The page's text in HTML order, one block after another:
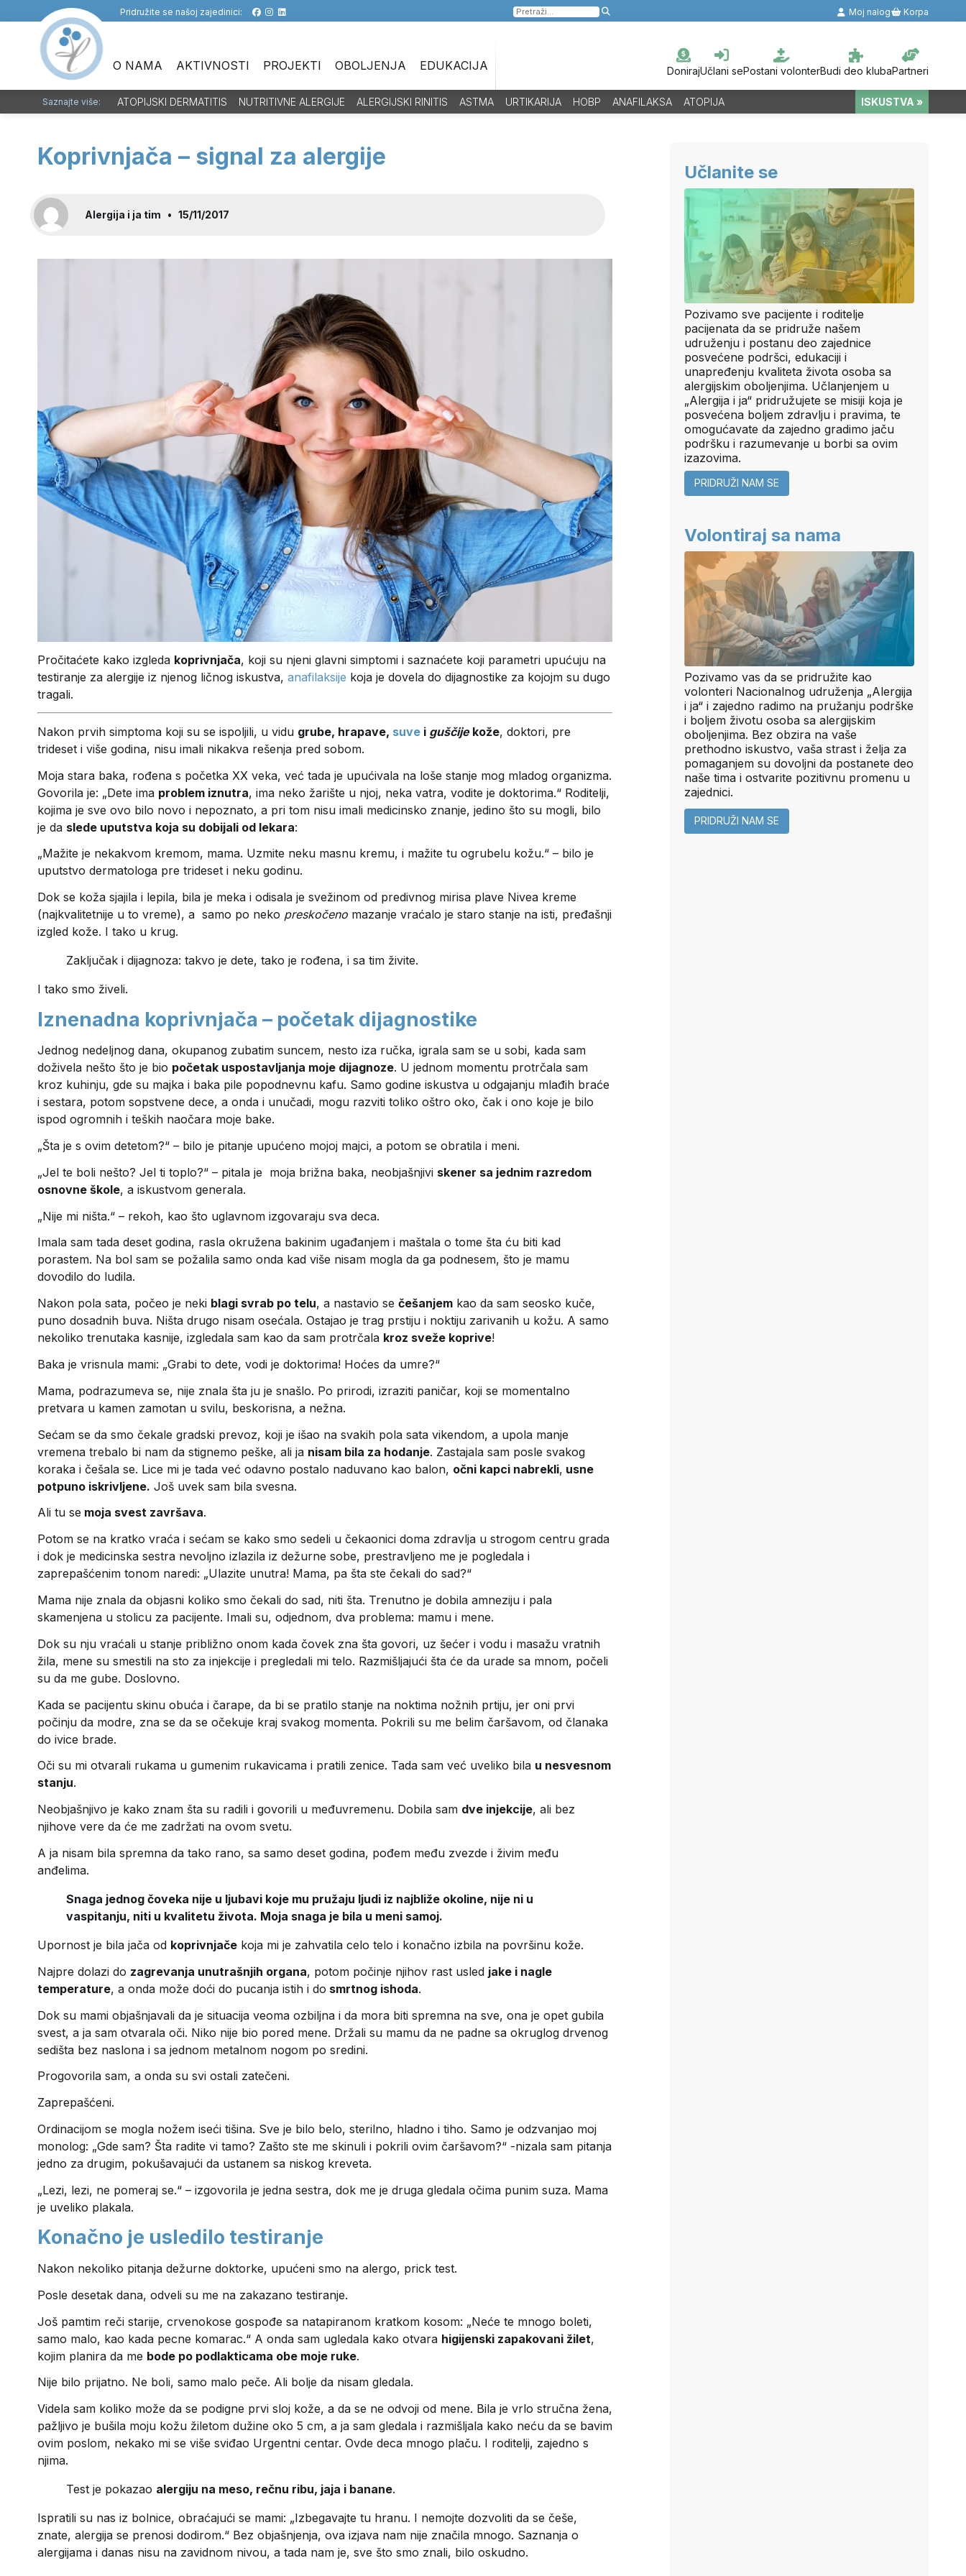
Pridružite se našoj zajedinici:
Pretraga
za:
Moj nalog Korpa
O NAMA AKTIVNOSTI PROJEKTI OBOLJENJA EDUKACIJA DonirajUčlani sePostani volonterBudi deo klubaPartneri
Saznajte više: ATOPIJSKI DERMATITIS NUTRITIVNE ALERGIJE ALERGIJSKI RINITIS ASTMA URTIKARIJA HOBP ANAFILAKSA ATOPIJA ISKUSTVA »
Koprivnjača – signal za alergije
Alergija i ja tim • 15/11/2017
Pročitaćete kako izgleda koprivnjača, koji su njeni glavni simptomi i saznaćete koji parametri upućuju na
testiranje za alergije iz njenog ličnog iskustva, anafilaksije koja je dovela do dijagnostike za kojojm su dugo
tragali.
Nakon prvih simptoma koji su se ispoljili, u vidu grube, hrapave, suve i guščijekože, doktori, pre
trideset i više godina, nisu imali nikakva rešenja pred sobom.
Moja stara baka, rođena s početka XX veka, već tada je upućivala na loše stanje mog mladog organizma.
Govorila je: „Dete ima problem iznutra, ima neko žarište u njoj, neka vatra, vodite je doktorima.“ Roditelji,
kojima je sve ovo bilo novo i nepoznato, a pri tom nisu imali medicinsko znanje, jedino što su mogli, bilo
je da slede uputstva koja su dobijali od lekara:
„Mažite je nekakvom kremom, mama. Uzmite neku masnu kremu, i mažite tu ogrubelu kožu.“ – bilo je
uputstvo dermatologa pre trideset i neku godinu.
Dok se koža sjajila i lepila, bila je meka i odisala je svežinom od predivnog mirisa plave Nivea kreme
(najkvalitetnije u to vreme), a samo po neko preskočeno mazanje vraćalo je staro stanje na isti, pređašnji
izgled kože. I tako u krug.
Zaključak i dijagnoza: takvo je dete, tako je rođena, i sa tim živite.
I tako smo živeli.
Iznenadna koprivnjača – početak dijagnostike
Jednog nedeljnog dana, okupanog zubatim suncem, nesto iza ručka, igrala sam se u sobi, kada sam
doživela nešto što je bio početak uspostavljanja moje dijagnoze. U jednom momentu protrčala sam
kroz kuhinju, gde su majka i baka pile popodnevnu kafu. Samo godine iskustva u odgajanju mlađih braće
i sestara, potom sopstvene dece, a onda i unučadi, mogu razviti toliko oštro oko, čak i ono koje je bilo
ispod ogromnih i teških naočara moje bake.
„Šta je s ovim detetom?“ – bilo je pitanje upućeno mojoj majci, a potom se obratila i meni.
„Jel te boli nešto? Jel ti toplo?“ – pitala je moja brižna baka, neobjašnjivi skener sa jednim razredom
osnovne škole, a iskustvom generala.
„Nije mi ništa.“ – rekoh, kao što uglavnom izgovaraju sva deca.
Imala sam tada deset godina, rasla okružena bakinim ugađanjem i maštala o tome šta ću biti kad
porastem. Na bol sam se požalila samo onda kad više nisam mogla da ga podnesem, što je mamu
dovodilo do ludila.
Nakon pola sata, počeo je neki blagi svrab po telu, a nastavio se češanjem kao da sam seosko kuče,
puno dosadnih buva. Ništa drugo nisam osećala. Ostajao je trag prstiju i noktiju zarivanih u kožu. A samo
nekoliko trenutaka kasnije, izgledala sam kao da sam protrčala kroz sveže koprive!
Baka je vrisnula mami: „Grabi to dete, vodi je doktorima! Hoćes da umre?“
Mama, podrazumeva se, nije znala šta ju je snašlo. Po prirodi, izraziti paničar, koji se momentalno
pretvara u kamen zamotan u svilu, beskorisna, a nežna.
Sećam se da smo čekale gradski prevoz, koji je išao na svakih pola sata vikendom, a upola manje
vremena trebalo bi nam da stignemo peške, ali ja nisam bila za hodanje. Zastajala sam posle svakog
koraka i češala se. Lice mi je tada već odavno postalo naduvano kao balon, očni kapci nabrekli, usne
potpuno iskrivljene. Još uvek sam bila svesna.
Ali tu se moja svest završava.
Potom se na kratko vraća i sećam se kako smo sedeli u čekaonici doma zdravlja u strogom centru grada
i dok je medicinska sestra nevoljno izlazila iz dežurne sobe, prestravljeno me je pogledala i
zaprepašćenim tonom naredi: „Ulazite unutra! Mama, pa šta ste čekali do sad?“
Mama nije znala da objasni koliko smo čekali do sad, niti šta. Trenutno je dobila amneziju i pala
skamenjena u stolicu za pacijente. Imali su, odjednom, dva problema: mamu i mene.
Dok su nju vraćali u stanje približno onom kada čovek zna šta govori, uz šećer i vodu i masažu vratnih
žila, mene su smestili na sto za injekcije i pregledali mi telo. Razmišljajući šta će da urade sa mnom, počeli
su da me gube. Doslovno.
Kada se pacijentu skinu obuća i čarape, da bi se pratilo stanje na noktima nožnih prtiju, jer oni prvi
počinju da modre, zna se da se očekuje kraj svakog momenta. Pokrili su me belim čaršavom, od članaka
do ivice brade.
Oči su mi otvarali rukama u gumenim rukavicama i pratili zenice. Tada sam već uveliko bila u nesvesnom
stanju.
Neobjašnjivo je kako znam šta su radili i govorili u međuvremenu. Dobila sam dve injekcije, ali bez
njihove vere da će me zadržati na ovom svetu.
A ja nisam bila spremna da tako rano, sa samo deset godina, pođem među zvezde i živim među
anđelima.
Snaga jednog čoveka nije u ljubavi koje mu pružaju ljudi iz najbliže okoline, nije ni u
vaspitanju, niti u kvalitetu života. Moja snaga je bila u meni samoj.
Upornost je bila jača od koprivnjače koja mi je zahvatila celo telo i konačno izbila na površinu kože.
Najpre dolazi do zagrevanja unutrašnjih organa, potom počinje njihov rast usled jake i nagle
temperature, a onda može doći do pucanja istih i do smrtnog ishoda.
Dok su mami objašnjavali da je situacija veoma ozbiljna i da mora biti spremna na sve, ona je opet gubila
svest, a ja sam otvarala oči. Niko nije bio pored mene. Držali su mamu da ne padne sa okruglog drvenog
sedišta bez naslona i sa jednom metalnom nogom po sredini.
Progovorila sam, a onda su svi ostali zatečeni.
Zaprepašćeni.
Ordinacijom se mogla nožem iseći tišina. Sve je bilo belo, sterilno, hladno i tiho. Samo je odzvanjao moj
monolog: „Gde sam? Šta radite vi tamo? Zašto ste me skinuli i pokrili ovim čaršavom?“ -nizala sam pitanja
jedno za drugim, pokušavajući da ustanem sa niskog kreveta.
„Lezi, lezi, ne pomeraj se.“ – izgovorila je jedna sestra, dok me je druga gledala očima punim suza. Mama
je uveliko plakala.
Konačno je usledilo testiranje
Nakon nekoliko pitanja dežurne doktorke, upućeni smo na alergo, prick test.
Posle desetak dana, odveli su me na zakazano testiranje.
Još pamtim reči starije, crvenokose gospođe sa natapiranom kratkom kosom: „Neće te mnogo boleti,
samo malo, kao kada pecne komarac.“ A onda sam ugledala kako otvara higijenski zapakovani žilet,
kojim planira da me bode po podlakticama obe moje ruke.
Nije bilo prijatno. Ne boli, samo malo peče. Ali bolje da nisam gledala.
Videla sam koliko može da se podigne prvi sloj kože, a da se ne odvoji od mene. Bila je vrlo stručna žena,
pažljivo je bušila moju kožu žiletom dužine oko 5 cm, a ja sam gledala i razmišljala kako neću da se bavim
ovim poslom, nekako mi se više sviđao Urgentni centar. Ovde deca mnogo plaču. I roditelji, zajedno s
njima.
Test je pokazao alergiju na meso, rečnu ribu, jaja i banane.
Ispratili su nas iz bolnice, obraćajući se mami: „Izbegavajte tu hranu. I nemojte dozvoliti da se češe,
znate, alergija se prenosi dodirom.“ Bez objašnjenja, ova izjava nam nije značila mnogo. Saznanja o
alergijama i danas nisu na zavidnom nivou, a tada nam je, sve što smo znali, bilo oskudno.
Učlanite se
Pozivamo sve pacijente i roditelje
pacijenata da se pridruže našem
udruženju i postanu deo zajednice
posvećene podršci, edukaciji i
unapređenju kvaliteta života osoba sa
alergijskim oboljenjima. Učlanjenjem u
„Alergija i ja“ pridružujete se misiji koja je
posvećena boljem zdravlju i pravima, te
omogućavate da zajedno gradimo jaču
podršku i razumevanje u borbi sa ovim
izazovima.
PRIDRUŽI NAM SE
Volontiraj sa nama
Pozivamo vas da se pridružite kao
volonteri Nacionalnog udruženja „Alergija
i ja“ i zajedno radimo na pružanju podrške
i boljem životu osoba sa alergijskim
oboljenjima. Bez obzira na vaše
prethodno iskustvo, vaša strast i želja za
pomaganjem su dovoljni da postanete deo
naše tima i ostvarite pozitivnu promenu u
zajednici.
PRIDRUŽI NAM SE